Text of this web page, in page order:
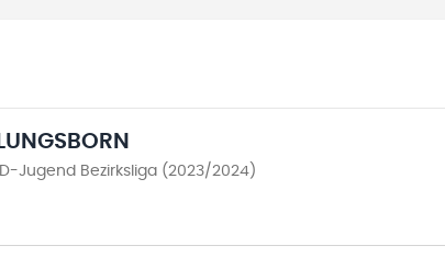
Jugend Bezirksliga (2023/2024)